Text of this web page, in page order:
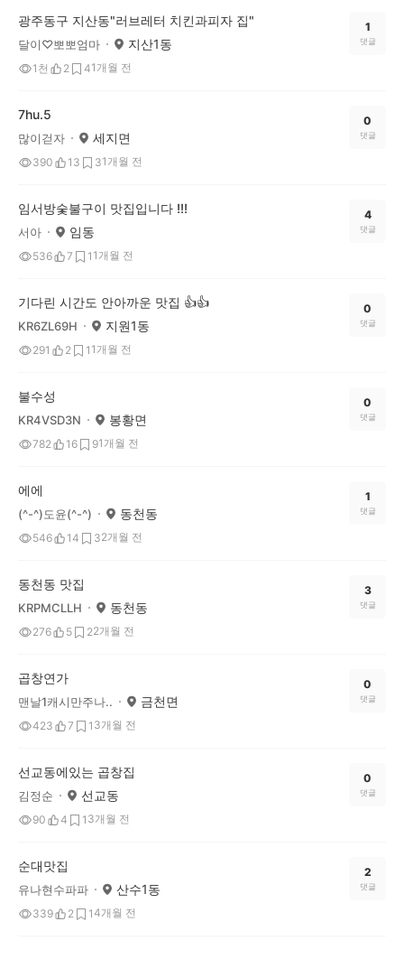
광주동구 지산동"러브레터 치킨과피자 집"
달이♡뽀뽀엄마 지산1동
1천 2 41개월 전
1
댓글
7hu.5
많이걷자 세지면
390 13 31개월 전
0
댓글
임서방숯불구이 맛집입니다 !!!
서아 임동
536 7 1 1개월 전
4
댓글
기다린 시간도 안아까운 맛집 👍👍
KR6ZL69H 지원1동
291 2 1 1개월 전
0
댓글
불수성
KR4VSD3N 봉황면
782 16 91개월 전
0
댓글
에에
(^-^)도윤(^-^) 동천동
546 14 32개월 전
1
댓글
동천동 맛집
KRPMCLLH 동천동
276 5 22개월 전
3
댓글
곱창연가
맨날1캐시만주나.. 금천면
423 7 1 3개월 전
0
댓글
선교동에있는 곱창집
김정순 선교동
90 4 1 3개월 전
0
댓글
순대맛집
유나현수파파 산수1동
339 2 14개월 전
2
댓글